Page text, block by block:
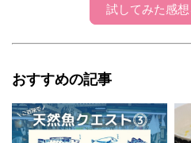
ハッピー(小寺 洋
2025年06月09日
んですが、きゅう
キュウリ感のある
しかったです、棘
試してみた感
おすすめの記事